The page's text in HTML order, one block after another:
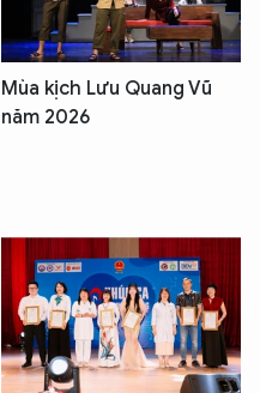
Mùa kịch Lưu Quang Vũ
năm 2026